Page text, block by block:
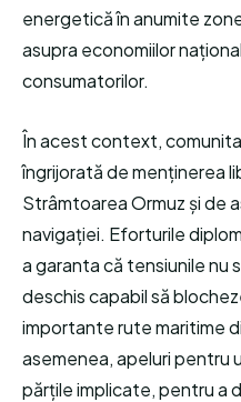
energetică în anumite
asupra economiilor
consumatorilor.
În acest context,
îngrijorată de menținerea
Strâmtoarea Ormuz și de
navigației. Eforturile
a garanta că tensiunile
deschis capabil să
importante rute maritime
asemenea, apeluri pentru
părțile implicate, pentru a